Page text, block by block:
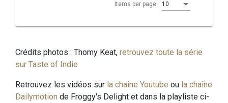
Items per page: 10
Crédits photos : Thomy Keat, retrouvez toute la série
sur Taste of Indie
Retrouvez les vidéos sur la chaîne Youtube ou la chaîne
Dailymotion de Froggy's Delight et dans la playliste ci-